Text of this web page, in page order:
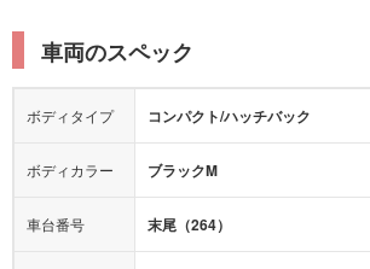
ルーフレール
エアロパーツ
ローダウン
シートヒーター
カーナビ：メモリーナビ他
CD
衝突被害軽減プレーキ
カメラ：バック
エアバッグ：
運転席 助手席
衝撃緩和ヘッドレスト
車両のスペック
ボディタイプ コンパクト/ハッチバック
ボディカラー ブラックM
車台番号 末尾（264）